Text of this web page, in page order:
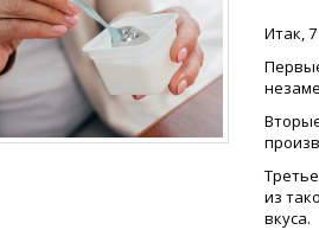
Итак,
из
вкуса.